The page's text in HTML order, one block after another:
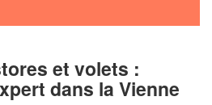
et volets :
dans la Vienne